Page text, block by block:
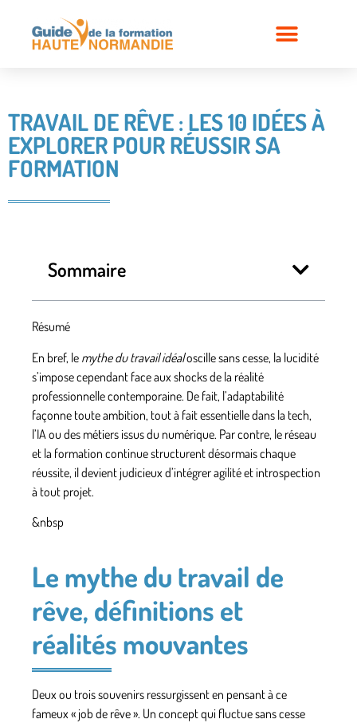
TRAVAIL DE RÊVE : LES 10 IDÉES À
EXPLORER POUR RÉUSSIR SA
FORMATION
Sommaire
Résumé
En bref, le mythe du travail idéaloscille sans cesse, la lucidité
s’impose cependant face aux shocks de la réalité
professionnelle contemporaine. De fait, l’adaptabilité
façonne toute ambition, tout à fait essentielle dans la tech,
l’IA ou des métiers issus du numérique. Par contre, le réseau
et la formation continue structurent désormais chaque
réussite, il devient judicieux d’intégrer agilité et introspection
à tout projet.
&nbsp
Le mythe du travail de
rêve, définitions et
réalités mouvantes
Deux ou trois souvenirs ressurgissent en pensant à ce
fameux « job de rêve ». Un concept qui fluctue sans cesse